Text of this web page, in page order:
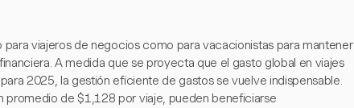
para viajeros de negocios como para vacacionistas para mantener
A medida que se proyecta que el gasto global en viajes
2025, la gestión eficiente de gastos se vuelve indispensable.
promedio de $1,128 por viaje, pueden beneficiarse